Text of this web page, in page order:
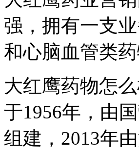
强，拥有一支
和心脑血管类
大红鹰药物怎
于1956年，由
组建，2013年